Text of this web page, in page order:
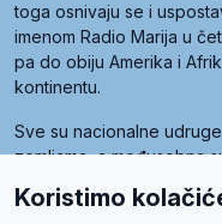
toga osnivaju se i
imenom Radio Marija u
pa do obiju Amerika i
kontinentu.
Sve su nacionalne
zemljama, a međusobna
Radio Maria). Svjetsku
Koristimo